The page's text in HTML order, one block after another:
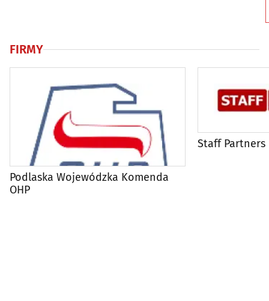
FIRMY
Podlaska Wojewódzka Komenda
OHP
Staff Partners